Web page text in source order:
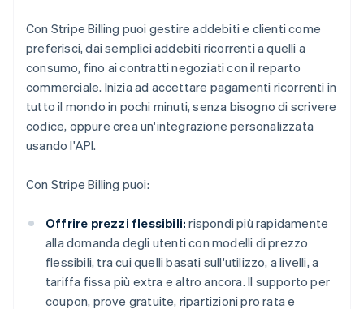
Con Stripe Billing puoi gestire addebiti e clienti come
preferisci, dai semplici addebiti ricorrenti a quelli a
consumo, fino ai contratti negoziati con il reparto
commerciale. Inizia ad accettare pagamenti ricorrenti in
tutto il mondo in pochi minuti, senza bisogno di scrivere
codice, oppure crea un'integrazione personalizzata
usando l'API.
Con Stripe Billing puoi:
Offrire prezzi flessibili: rispondi più rapidamente
alla domanda degli utenti con modelli di prezzo
flessibili, tra cui quelli basati sull'utilizzo, a livelli, a
tariffa fissa più extra e altro ancora. Il supporto per
coupon, prove gratuite, ripartizioni pro rata e